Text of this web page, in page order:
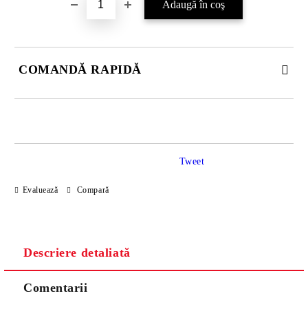
COMANDĂ RAPIDĂ
Evaluează Compară
Tweet
Descriere detaliată
Comentarii